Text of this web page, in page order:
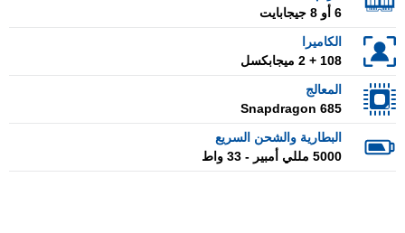
6 أو 8 جيجابايت
الكاميرا
108 + 2 ميجابكسل
المعالج
Snapdragon 685
البطارية والشحن السريع
5000 مللي أمبير - 33 واط